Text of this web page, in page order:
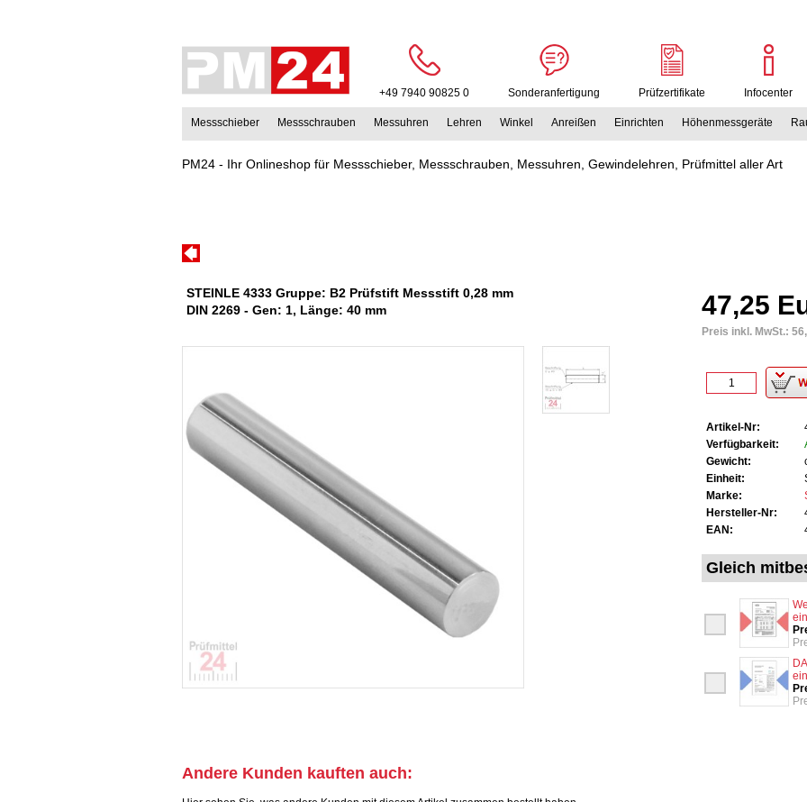
+49 7940 90825 0 Sonderanfertigung Prüfzertifikate Infocenter
Messschieber Messschrauben Messuhren Lehren Winkel Anreißen Einrichten Höhenmessgeräte
PM24 - Ihr Onlineshop für Messschieber, Messschrauben, Messuhren, Gewindelehren, Prüfmittel aller Art
STEINLE 4333 Gruppe: B2 Prüfstift Messstift 0,28 mm
DIN 2269 - Gen: 1, Länge: 40 mm
47,25
Preis inkl. MwSt.:
Artikel-Nr:
Verfügbarkeit:
Gewicht:
Einheit:
Marke:
Hersteller-Nr:
EAN:
Gleich
Andere Kunden kauften auch: